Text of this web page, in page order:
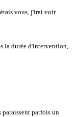
vous, j'irai voir
la durée d'intervention,
paraissent parfois un